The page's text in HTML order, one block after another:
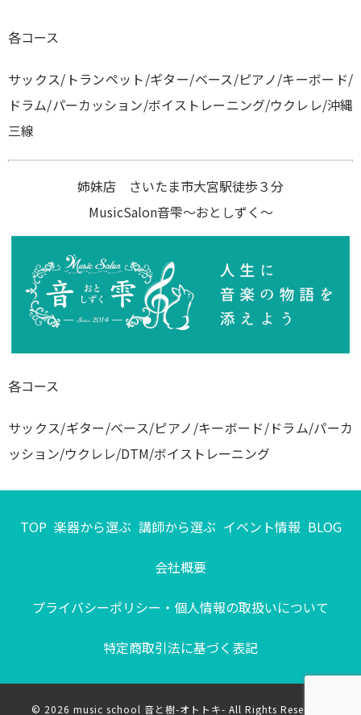
各コース
サックス/トランペット/ギター/ベース/ピアノ/キーボード/
ドラム/パーカッション/ボイストレーニング/ウクレレ/沖縄
三線
姉妹店 さいたま市大宮駅徒歩３分
MusicSalon音雫〜おとしずく〜
各コース
サックス/ギター/ベース/ピアノ/キーボード/ドラム/パーカ
ッション/ウクレレ/DTM/ボイストレーニング
TOP 楽器から選ぶ 講師から選ぶ イベント情報 BLOG
会社概要
プライバシーポリシー・個人情報の取扱いについて
特定商取引法に基づく表記
© 2026 music school 音と樹-オトトキ- All Rights Reserved.